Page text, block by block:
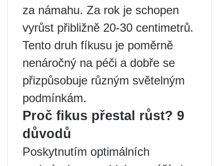
za námahu. Za rok je schopen
vyrůst přibližně 20-30 centimetrů.
Tento druh fíkusu je poměrně
nenáročný na péči a dobře se
přizpůsobuje různým světelným
podmínkám.
Proč fikus přestal růst? 9
důvodů
Poskytnutím optimálních